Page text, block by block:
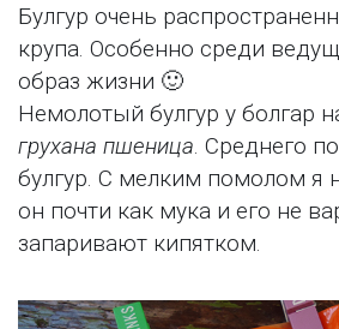
Булгур очень
крупа. Особенно среди
образ жизни 🙂
Немолотый булгур у болгар
грухана пшеница. Среднего
булгур. С мелким помолом я
он почти как мука и его не
запаривают кипятком.